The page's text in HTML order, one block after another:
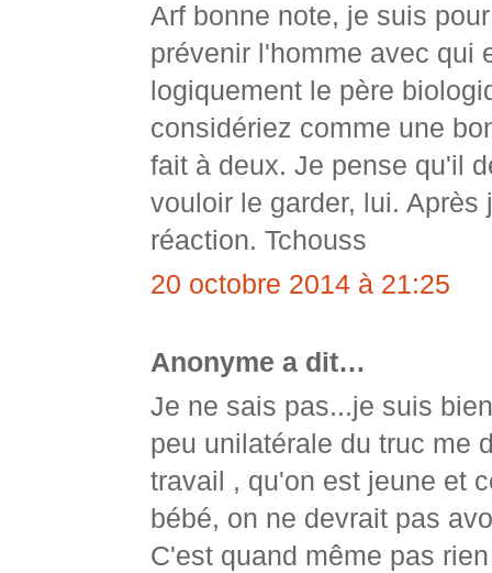
Arf bonne note, je suis
prévenir l'homme avec qui
logiquement le père
considériez comme une
fait à deux. Je pense qu'il
vouloir le garder, lui.
réaction. Tchouss
20 octobre 2014 à 21:25
Anonyme a dit…
Je ne sais pas...je suis
peu unilatérale du truc me
travail , qu'on est jeune et
bébé, on ne devrait pas
C'est quand même pas